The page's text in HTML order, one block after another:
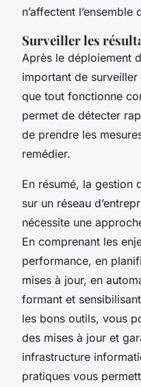
n’affectent l’ensemble
Surveiller les
Après le déploiement
important de surveiller
que tout fonctionne
permet de détecter
de prendre les
remédier.
En résumé, la gestion
sur un réseau
nécessite une
En comprenant les
performance, en
mises à jour, en
formant et
les bons outils, vous
des mises à jour et
infrastructure
pratiques vous